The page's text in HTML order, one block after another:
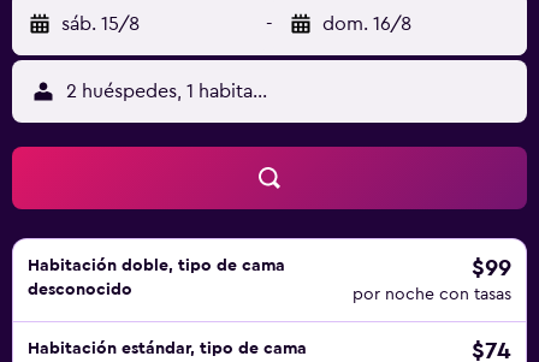
sáb. 15/8 - dom. 16/8
2 huéspedes, 1 habitación
Habitación doble, tipo de cama
desconocido
$99
por noche con tasas
Habitación estándar, tipo de cama
$74